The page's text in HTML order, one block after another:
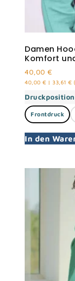
Damen
Komfort
40,00 €
40,00 € | 33,61 €
Druckposition
Frontdruck
In den